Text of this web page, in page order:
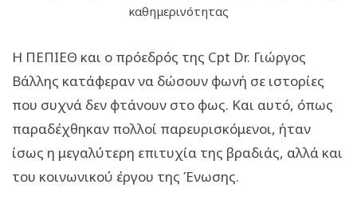
καθημερινότητας
Η ΠΕΠΙΕΘ και o πρόεδρός της Cpt Dr. Γιώργος
Βάλλης κατάφεραν να δώσουν φωνή σε ιστορίες
που συχνά δεν φτάνουν στο φως. Και αυτό, όπως
παραδέχθηκαν πολλοί παρευρισκόμενοι, ήταν
ίσως η μεγαλύτερη επιτυχία της βραδιάς, αλλά και
του κοινωνικού έργου της Ένωσης.